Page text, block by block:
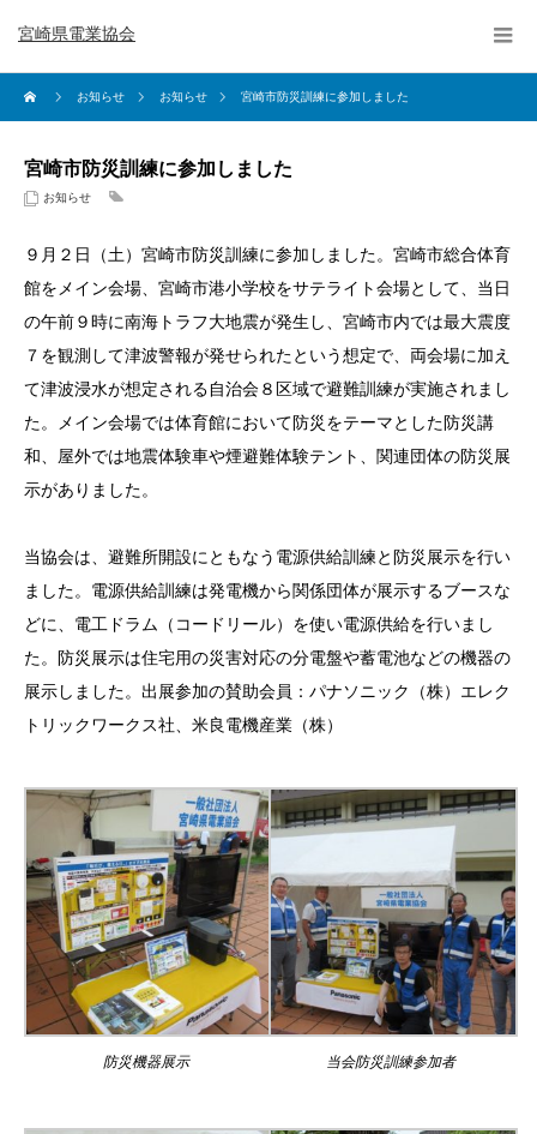
宮崎県電業協会
お知らせ お知らせ 宮崎市防災訓練に参加しました
宮崎市防災訓練に参加しました
お知らせ
９月２日（土）宮崎市防災訓練に参加しました。宮崎市総合体育
館をメイン会場、宮崎市港小学校をサテライト会場として、当日
の午前９時に南海トラフ大地震が発生し、宮崎市内では最大震度
７を観測して津波警報が発せられたという想定で、両会場に加え
て津波浸水が想定される自治会８区域で避難訓練が実施されまし
た。メイン会場では体育館において防災をテーマとした防災講
和、屋外では地震体験車や煙避難体験テント、関連団体の防災展
示がありました。
当協会は、避難所開設にともなう電源供給訓練と防災展示を行い
ました。電源供給訓練は発電機から関係団体が展示するブースな
どに、電工ドラム（コードリール）を使い電源供給を行いまし
た。防災展示は住宅用の災害対応の分電盤や蓄電池などの機器の
展示しました。出展参加の賛助会員：パナソニック（株）エレク
トリックワークス社、米良電機産業（株）
防災機器展示 当会防災訓練参加者